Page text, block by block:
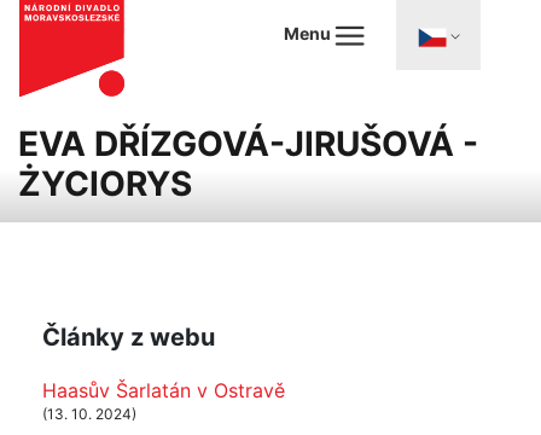
Menu
EVA DŘÍZGOVÁ-JIRUŠOVÁ -
ŻYCIORYS
Články z webu
Haasův Šarlatán v Ostravě
(13. 10. 2024)